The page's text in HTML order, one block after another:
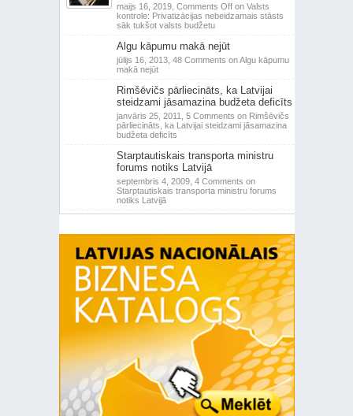
maijs 16, 2019, Comments Offon Valsts
kontrole: Privatizācijas nebeidzamais stāsts
sāk tukšot valsts budžetu
Algu kāpumu makā nejūt
jūlijs 16, 2013, 48 Comments on Algu kāpumu
makā nejūt
Rimšēvičs pārliecināts, ka Latvijai
steidzami jāsamazina budžeta deficīts
janvāris 25, 2011, 5 Comments on Rimšēvičs
pārliecināts, ka Latvijai steidzami jāsamazina
budžeta deficīts
Starptautiskais transporta ministru
forums notiks Latvijā
septembris 4, 2009, 4 Comments on
Starptautiskais transporta ministru forums
notiks Latvijā